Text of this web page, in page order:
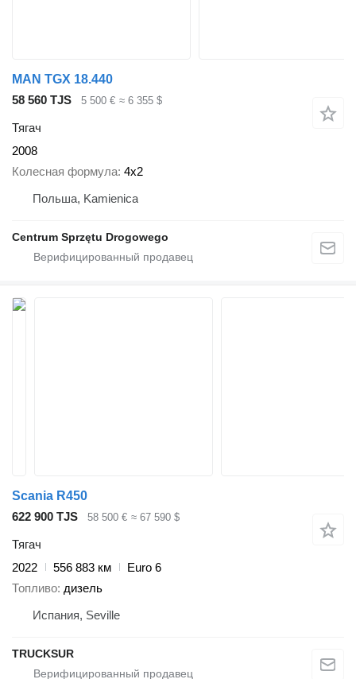
MAN TGX 18.440
58 560 TJS
5 500 € ≈ 6 355 $
Тягач
2008
Колесная формула 4x2
Польша, Kamienica
Centrum Sprzętu Drogowego
Scania R450
622 900 TJS
58 500 € ≈ 67 590 $
Тягач
2022
556 883 км
Euro 6
Топливо дизель
Испания, Seville
TRUCKSUR